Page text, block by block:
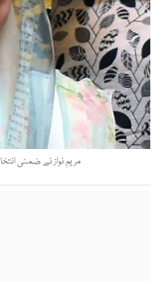
مریم نواز نے ضمنی